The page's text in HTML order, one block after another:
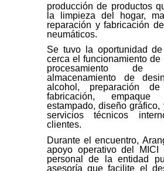
producción de productos
la limpieza del hogar,
reparación y fabricación
neumáticos.
Se tuvo la oportunidad
cerca el funcionamiento de
procesamiento de
almacenamiento de
alcohol, preparación de
fabricación, empaque
estampado, diseño
servicios técnicos
clientes.
Durante el encuentro,
apoyo operativo del MICI
personal de la entidad
asesoría que facilite el